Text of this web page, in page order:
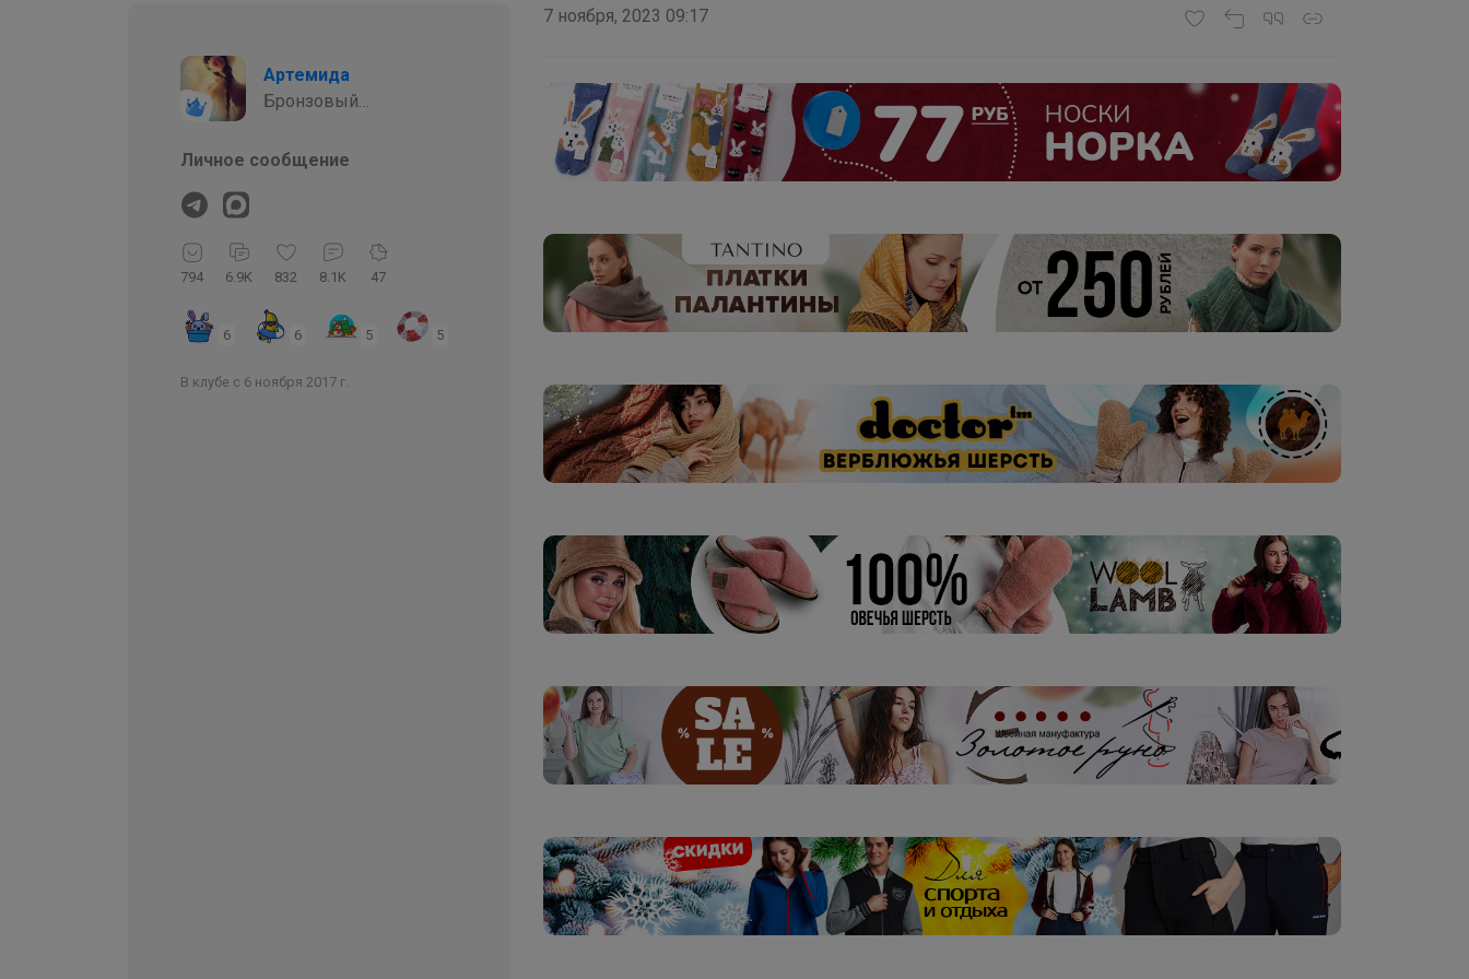
Артемида
Бронзовый
Личное сообщение
794 6.9K 832 8.1K 47
6 6 5 5
В клубе с 6 ноября 2017 г.
7 ноября, 2023 09:17
Трикотажный джемпер-обманка для девочек,
размеры 134-164